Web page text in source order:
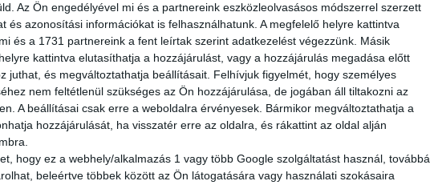
Az Ön engedélyével mi és a partnereink eszközleolvasásos módszerrel szerzett
és azonosítási információkat is felhasználhatunk. A megfelelő helyre kattintva
és a 1731 partnereink a fent leírtak szerint adatkezelést végezzünk. Másik
kattintva elutasíthatja a hozzájárulást, vagy a hozzájárulás megadása előtt
juthat, és megváltoztathatja beállításait. Felhívjuk figyelmét, hogy személyes
nem feltétlenül szükséges az Ön hozzájárulása, de jogában áll tiltakozni az
A beállításai csak erre a weboldalra érvényesek. Bármikor megváltoztathatja a
hozzájárulását, ha visszatér erre az oldalra, és rákattint az oldal alján
hogy ez a webhely/alkalmazás 1 vagy több Google szolgáltatást használ, továbbá
beleértve többek között az Ön látogatására vagy használati szokásaira